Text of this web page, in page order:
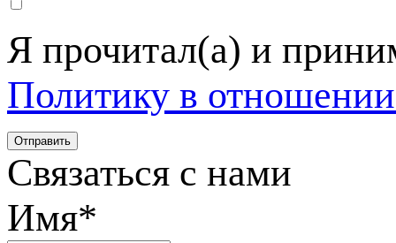
Я прочитал(а) и
Политику в
Связаться с нами
Имя*